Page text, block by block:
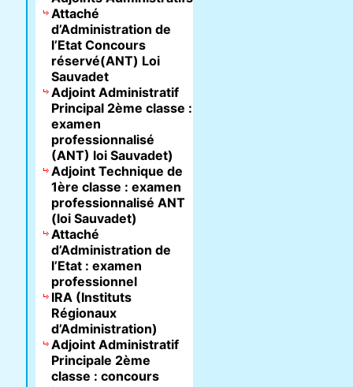
Attaché
d’Administration de
l’Etat Concours
réservé(ANT) Loi
Sauvadet
Adjoint Administratif
Principal 2ème classe :
examen
professionnalisé
(ANT) loi Sauvadet)
Adjoint Technique de
1ère classe : examen
professionnalisé ANT
(loi Sauvadet)
Attaché
d’Administration de
l’Etat : examen
professionnel
IRA (Instituts
Régionaux
d’Administration)
Adjoint Administratif
Principale 2ème
classe : concours